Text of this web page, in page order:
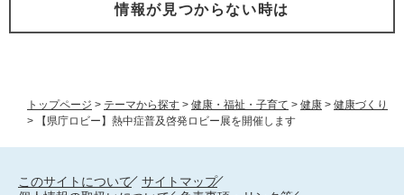
トップページ > テーマから探す > 健康・福祉・子育て > 健康 > 健康づくり
>
【県庁ロビー】熱中症普及啓発ロビー展を開催します
情報が見つからない時は
このサイトについて
サイトマップ